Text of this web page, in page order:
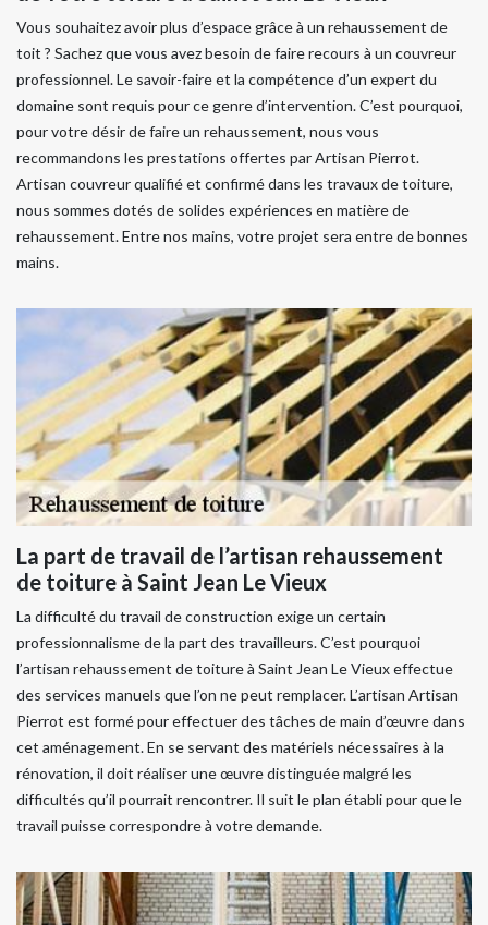
Vous souhaitez avoir plus d’espace grâce à un rehaussement de
toit ? Sachez que vous avez besoin de faire recours à un couvreur
professionnel. Le savoir-faire et la compétence d’un expert du
domaine sont requis pour ce genre d’intervention. C’est pourquoi,
pour votre désir de faire un rehaussement, nous vous
recommandons les prestations offertes par Artisan Pierrot.
Artisan couvreur qualifié et confirmé dans les travaux de toiture,
nous sommes dotés de solides expériences en matière de
rehaussement. Entre nos mains, votre projet sera entre de bonnes
mains.
La part de travail de l’artisan rehaussement
de toiture à Saint Jean Le Vieux
La difficulté du travail de construction exige un certain
professionnalisme de la part des travailleurs. C’est pourquoi
l’artisan rehaussement de toiture à Saint Jean Le Vieux effectue
des services manuels que l’on ne peut remplacer. L’artisan Artisan
Pierrot est formé pour effectuer des tâches de main d’œuvre dans
cet aménagement. En se servant des matériels nécessaires à la
rénovation, il doit réaliser une œuvre distinguée malgré les
difficultés qu’il pourrait rencontrer. Il suit le plan établi pour que le
travail puisse correspondre à votre demande.